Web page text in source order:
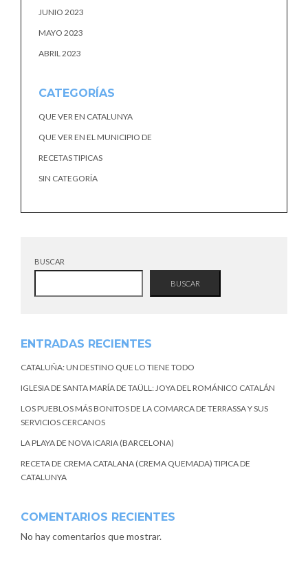
JUNIO 2023
MAYO 2023
ABRIL 2023
CATEGORÍAS
QUE VER EN CATALUNYA
QUE VER EN EL MUNICIPIO DE
RECETAS TIPICAS
SIN CATEGORÍA
BUSCAR
BUSCAR
ENTRADAS RECIENTES
CATALUÑA: UN DESTINO QUE LO TIENE TODO
IGLESIA DE SANTA MARÍA DE TAÜLL: JOYA DEL ROMÁNICO CATALÁN
LOS PUEBLOS MÁS BONITOS DE LA COMARCA DE TERRASSA Y SUS
SERVICIOS CERCANOS
LA PLAYA DE NOVA ICARIA (BARCELONA)
RECETA DE CREMA CATALANA (CREMA QUEMADA) TIPICA DE
CATALUNYA
COMENTARIOS RECIENTES
No hay comentarios que mostrar.